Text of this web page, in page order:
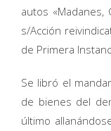
autos «Madanes,
s/Acción
de Primera
Se libró el
de bienes del
último